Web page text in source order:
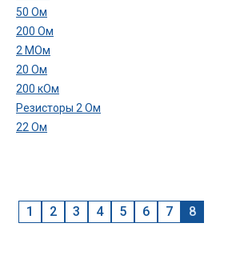
50 Ом
200 Ом
2 МОм
20 Ом
200 кОм
Резисторы 2 Ом
22 Ом
1 2 3 4 5 6 7 8